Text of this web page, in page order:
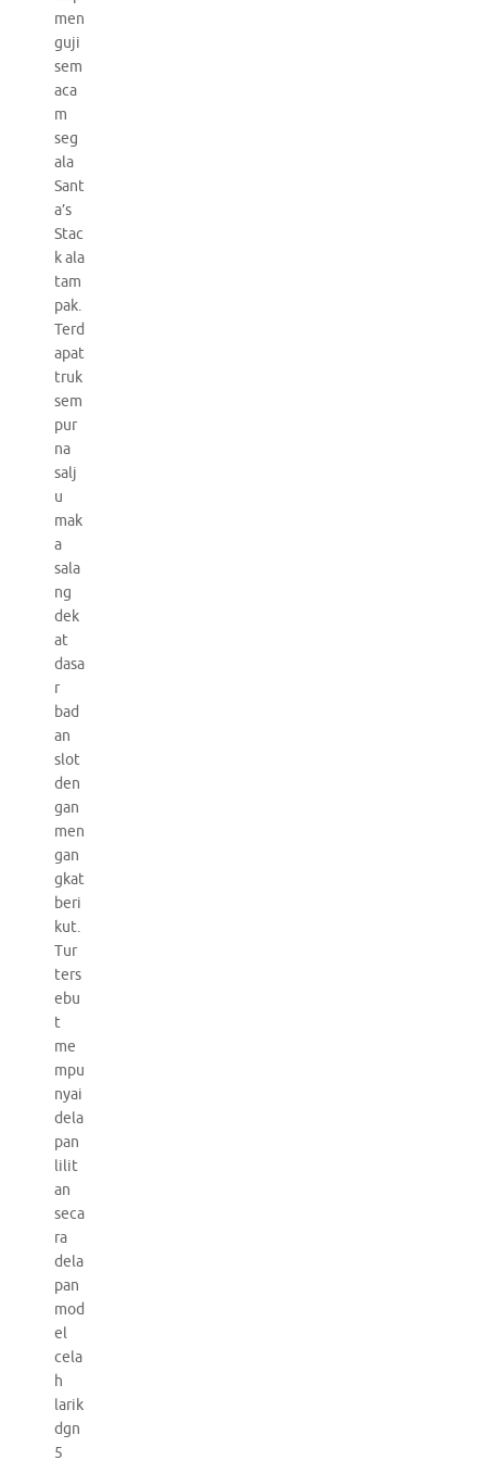
men
guji
sem
aca
m
seg
ala
Sant
a’s
Stac
k ala
tam
pak.
Terd
apat
truk
sem
pur
na
salj
u
mak
a
sala
ng
dek
at
dasa
r
bad
an
slot
den
gan
men
gan
gkat
beri
kut.
Tur
ters
ebu
t
me
mpu
nyai
dela
pan
lilit
an
seca
ra
dela
pan
mod
el
cela
h
larik
dgn
5